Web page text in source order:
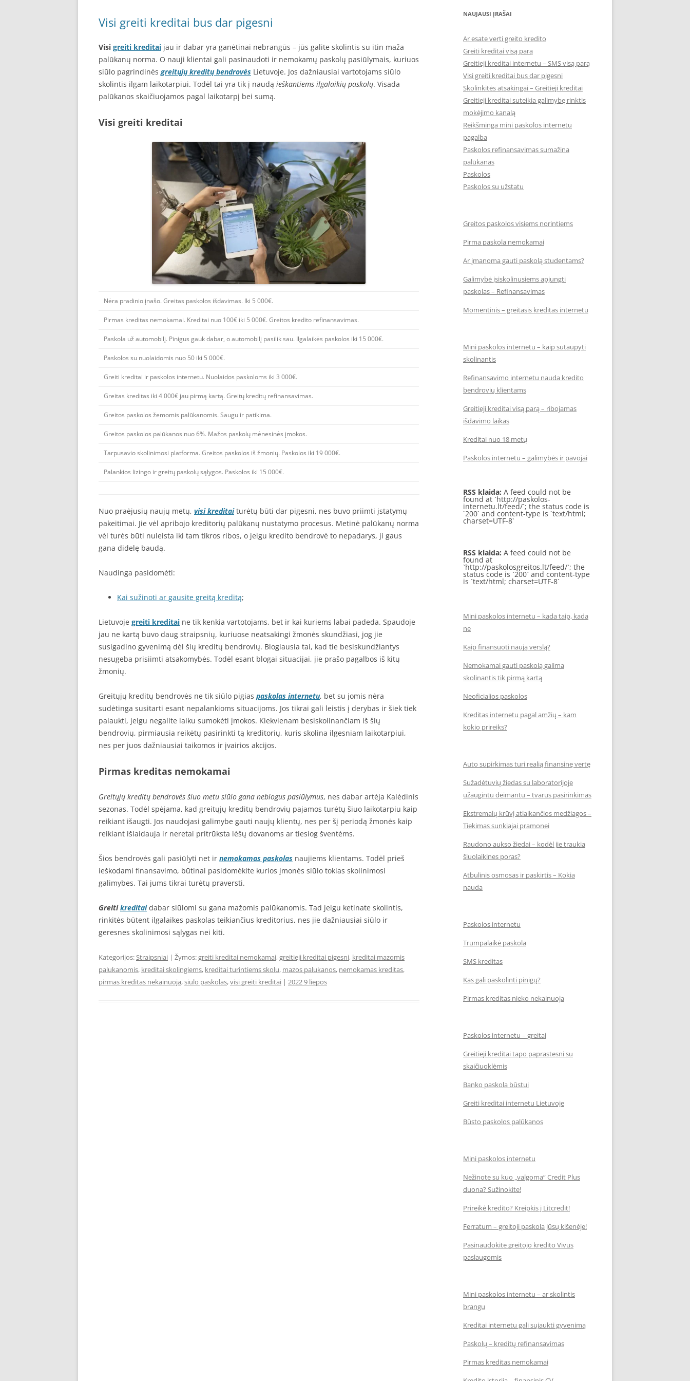
Visi greiti kreditai bus dar pigesni
Visi greiti kreditai jau ir dabar yra ganėtinai nebrangūs – jūs galite skolintis su itin maža
palūkanų norma. O nauji klientai gali pasinaudoti ir nemokamų paskolų pasiūlymais, kuriuos
siūlo pagrindinėsgreitųjų kreditų bendrovės Lietuvoje. Jos dažniausiai vartotojams siūlo
skolintis ilgam laikotarpiui. Todėl tai yra tik į naudą ieškantiems ilgalaikių paskolų. Visada
palūkanos skaičiuojamos pagal laikotarpį bei sumą.
Visi greiti kreditai
Nėra pradinio įnašo. Greitas paskolos išdavimas. Iki 5 000€.
Pirmas kreditas nemokamai. Kreditai nuo 100€ iki 5 000€. Greitos kredito refinansavimas.
Paskola už automobilį. Pinigus gauk dabar, o automobilį pasilik sau. Ilgalaikės paskolos iki 15 000€.
Paskolos su nuolaidomis nuo 50 iki 5 000€.
Greiti kreditai ir paskolos internetu. Nuolaidos paskoloms iki 3 000€.
Greitas kreditas iki 4 000€ jau pirmą kartą. Greitų kreditų refinansavimas.
Greitos paskolos žemomis palūkanomis. Saugu ir patikima.
Greitos paskolos palūkanos nuo 6%. Mažos paskolų mėnesinės įmokos.
Tarpusavio skolinimosi platforma. Greitos paskolos iš žmonių. Paskolos iki 19 000€.
Palankios lizingo ir greitų paskolų sąlygos. Paskolos iki 15 000€.
Nuo praėjusių naujų metų, visi kreditaiturėtų būti dar pigesni, nes buvo priimti įstatymų
pakeitimai. Jie vėl apribojo kreditorių palūkanų nustatymo procesus. Metinė palūkanų norma
vėl turės būti nuleista iki tam tikros ribos, o jeigu kredito bendrovė to nepadarys, ji gaus
gana didelę baudą.
Naudinga pasidomėti:
Kai sužinoti ar gausite greitą kreditą;
Lietuvoje greiti kreditai ne tik kenkia vartotojams, bet ir kai kuriems labai padeda. Spaudoje
jau ne kartą buvo daug straipsnių, kuriuose neatsakingi žmonės skundžiasi, jog jie
susigadino gyvenimą dėl šių kreditų bendrovių. Blogiausia tai, kad tie besiskundžiantys
nesugeba prisiimti atsakomybės. Todėl esant blogai situacijai, jie prašo pagalbos iš kitų
žmonių.
Greitųjų kreditų bendrovės ne tik siūlo pigias paskolas internetu, bet su jomis nėra
sudėtinga susitarti esant nepalankioms situacijoms. Jos tikrai gali leistis į derybas ir šiek tiek
palaukti, jeigu negalite laiku sumokėti įmokos. Kiekvienam besiskolinančiam iš šių
bendrovių, pirmiausia reikėtų pasirinkti tą kreditorių, kuris skolina ilgesniam laikotarpiui,
nes per juos dažniausiai taikomos ir įvairios akcijos.
Pirmas kreditas nemokamai
Greitųjų kreditų bendrovės šiuo metu siūlo gana neblogus pasiūlymus, nes dabar artėja Kalėdinis
sezonas. Todėl spėjama, kad greitųjų kreditų bendrovių pajamos turėtų šiuo laikotarpiu kaip
reikiant išaugti. Jos naudojasi galimybe gauti naujų klientų, nes per šį periodą žmonės kaip
reikiant išlaidauja ir neretai pritrūksta lėšų dovanoms ar tiesiog šventėms.
Šios bendrovės gali pasiūlyti net ir nemokamas paskolas naujiems klientams. Todėl prieš
ieškodami finansavimo, būtinai pasidomėkite kurios įmonės siūlo tokias skolinimosi
galimybes. Tai jums tikrai turėtų praversti.
Greitikreditaidabar siūlomi su gana mažomis palūkanomis. Tad jeigu ketinate skolintis,
rinkitės būtent ilgalaikes paskolas teikiančius kreditorius, nes jie dažniausiai siūlo ir
geresnes skolinimosi sąlygas nei kiti.
Kategorijos:Straipsniai | Žymos:greiti kreditai nemokamai,greitieji kreditai pigesni, kreditai mazomis
palukanomis, kreditai skolingiems, kreditai turintiems skolu, mazos palukanos, nemokamas kreditas,
pirmas kreditas nekainuoja,siulo paskolas,visi greiti kreditai | 2022 9 liepos
NAUJAUSI ĮRAŠAI
Ar esate verti greito kredito
Greiti kreditai visą parą
Greitieji kreditai internetu – SMS visą parą
Visi greiti kreditai bus dar pigesni
Skolinkitės atsakingai – Greitieji kreditai
Greitieji kreditai suteikia galimybę rinktis
mokėjimo kanalą
Reikšminga mini paskolos internetu
pagalba
Paskolos refinansavimas sumažina
palūkanas
Paskolos
Paskolos su užstatu
Greitos paskolos visiems norintiems
Pirma paskola nemokamai
Ar įmanoma gauti paskolą studentams?
Galimybė įsiskolinusiems apjungti
paskolas – Refinansavimas
Momentinis – greitasis kreditas internetu
Mini paskolos internetu – kaip sutaupyti
skolinantis
Refinansavimo internetu nauda kredito
bendrovių klientams
Greitieji kreditai visą parą – ribojamas
išdavimo laikas
Kreditai nuo 18 metų
Paskolos internetu – galimybės ir pavojai
RSS klaida: A feed could not be
found at `http://paskolos-
internetu.lt/feed/`; the status code is
`200` and content-type is `text/html;
charset=UTF-8`
RSS klaida: A feed could not be
found at
`http://paskolosgreitos.lt/feed/`; the
status code is `200` and content-type
is `text/html; charset=UTF-8`
Mini paskolos internetu – kada taip, kada
ne
Kaip finansuoti naują verslą?
Nemokamai gauti paskolą galima
skolinantis tik pirmą kartą
Neoficialios paskolos
Kreditas internetu pagal amžių – kam
kokio prireiks?
Auto supirkimas turi realią finansinę vertę
Sužadėtuvių žiedas su laboratorijoje
užaugintu deimantu – tvarus pasirinkimas
Ekstremalų krūvį atlaikančios medžiagos –
Tiekimas sunkiajai pramonei
Raudono aukso žiedai – kodėl jie traukia
šiuolaikines poras?
Atbulinis osmosas ir paskirtis – Kokia
nauda
Paskolos internetu
Trumpalaikė paskola
SMS kreditas
Kas gali paskolinti pinigų?
Pirmas kreditas nieko nekainuoja
Paskolos internetu – greitai
Greitieji kreditai tapo paprastesni su
skaičiuoklėmis
Banko paskola būstui
Greiti kreditai internetu Lietuvoje
Būsto paskolos palūkanos
Mini paskolos internetu
Nežinote su kuo „valgoma“ Credit Plus
duona? Sužinokite!
Prireikė kredito? Kreipkis į Litcredit!
Ferratum – greitoji paskola jūsų kišenėje!
Pasinaudokite greitojo kredito Vivus
paslaugomis
Mini paskolos internetu – ar skolintis
brangu
Kreditai internetu gali sujaukti gyvenimą
Paskolų – kreditų refinansavimas
Pirmas kreditas nemokamai